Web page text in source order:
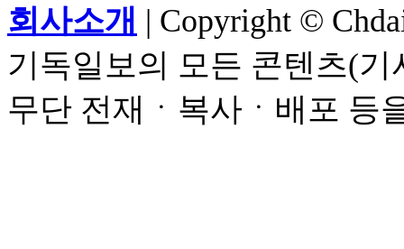
회사소개 | Copyright ©
기독일보의 모든 콘텐츠(
무단 전재ㆍ복사ㆍ배포 등